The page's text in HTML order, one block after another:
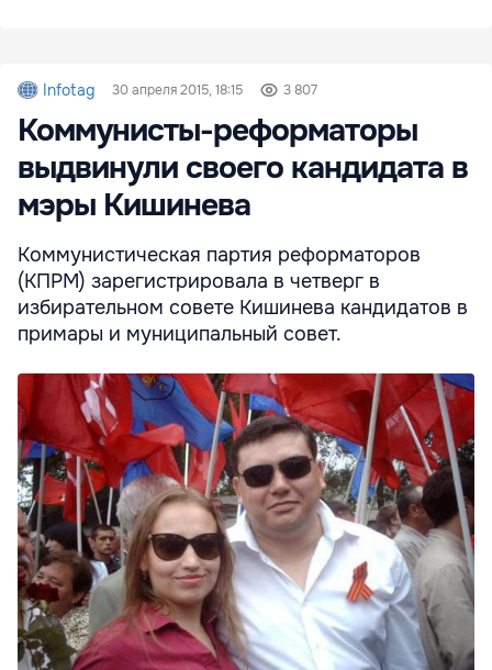
Infotag 30 апреля 2015, 18:15 3 807
Коммунисты-реформаторы
выдвинули своего кандидата в
мэры Кишинева
Коммунистическая партия реформаторов
(КПРМ) зарегистрировала в четверг в
избирательном совете Кишинева кандидатов в
примары и муниципальный совет.